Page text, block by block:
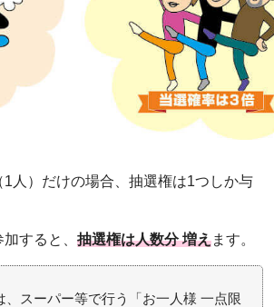
1人）だけの場合、抽選権は1つしか与
すると、 抽選権は人数分 増えます。
、スーパー等で行う「お一人様 一点限